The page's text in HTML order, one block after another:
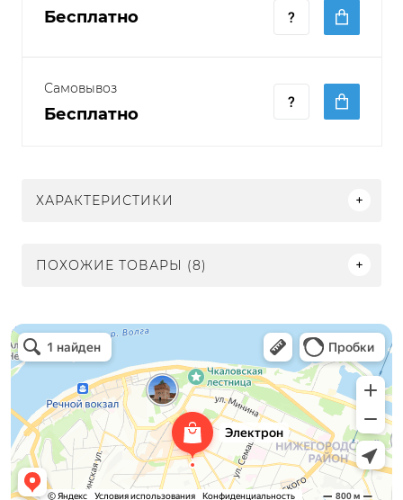
Бесплатно
Самовывоз
Бесплатно
ХАРАКТЕРИСТИКИ
ПОХОЖИЕ ТОВАРЫ (8)
Электрон
Светильники в Нижнем Новгороде
Электротехническая продукция в Нижнем Новгороде